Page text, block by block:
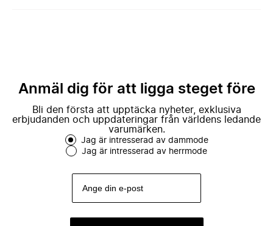
Anmäl dig för att ligga steget före
Bli den första att upptäcka nyheter, exklusiva
erbjudanden och uppdateringar från världens ledande
varumärken.
Jag är intresserad av dammode
Jag är intresserad av herrmode